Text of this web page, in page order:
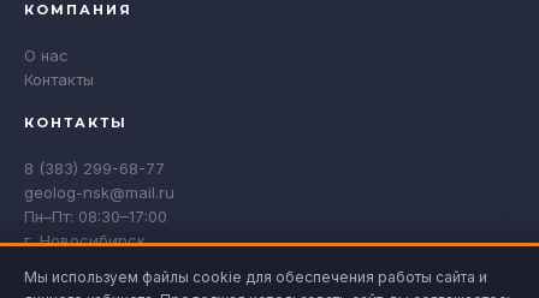
Мы используем файлы cookie для обеспечения работы сайта и
КОМПАНИЯ
О нас
Контакты
КОНТАКТЫ
8 (383) 299-68-77
geolog-nsk@mail.ru
Пн–Пт: 08:30–17:00
г. Новосибирск